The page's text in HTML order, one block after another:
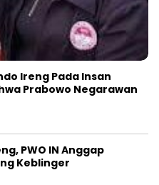
Ireng Pada Insan
Prabowo Negarawan
PWO IN Anggap
Keblinger